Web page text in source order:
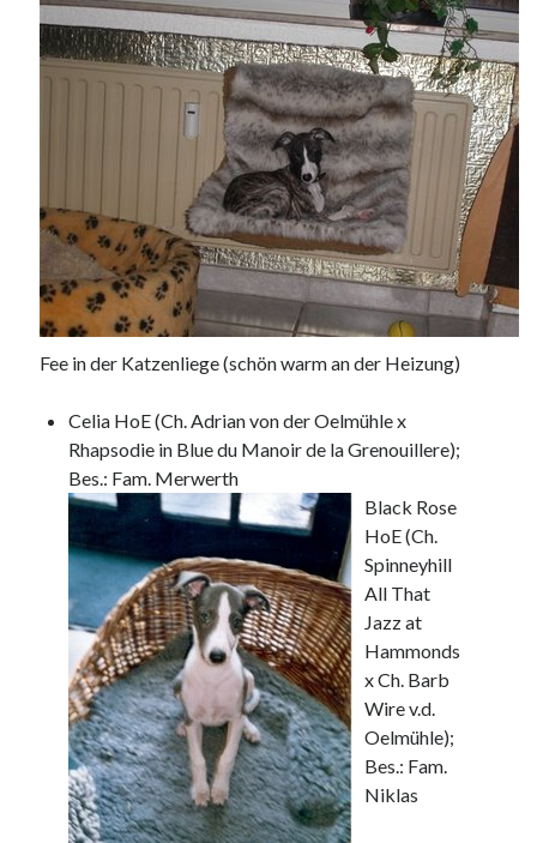
Fee in der Katzenliege (schön warm an der Heizung)
Celia HoE (Ch. Adrian von der Oelmühle x
Rhapsodie in Blue du Manoir de la Grenouillere);
Bes.: Fam. Merwerth
Black Rose
HoE (Ch.
Spinneyhill
All That
Jazz at
Hammonds
x Ch. Barb
Wire v.d.
Oelmühle);
Bes.: Fam.
Niklas